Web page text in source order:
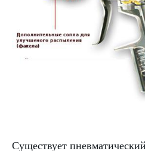
Существует